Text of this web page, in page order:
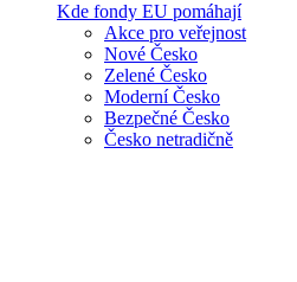
Kde fondy EU pomáhají
Akce pro veřejnost
Nové Česko
Zelené Česko
Moderní Česko
Bezpečné Česko
Česko netradičně